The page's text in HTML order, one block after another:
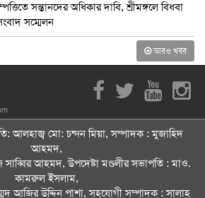
সন্তানদের অধিকার দাবি, শ্রীমঙ্গলে বিধবা
সম্মেলন
আরও খবর
আলহাজ্ব মো: চন্দন মিয়া, সম্পাদক : মুজাহিদ
আহমদ,
আহমদ, উপদেষ্টা মণ্ডলীর সভাপতি : মাও.
কামরুল ইসলাম,
আজির উদ্দিন পাশা, সহযোগী সম্পাদক : সালাহ